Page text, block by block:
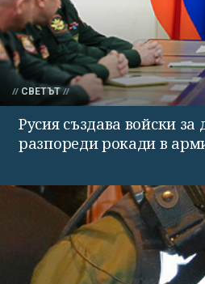
СВЕТЪТ
Русия създава войски
разпореди рокади в